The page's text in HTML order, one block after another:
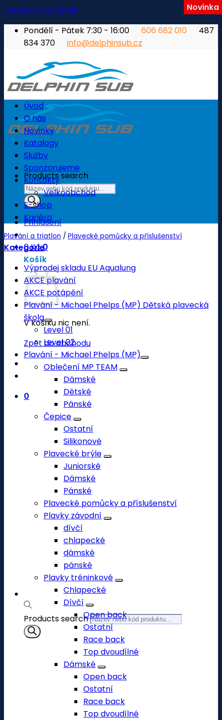
Přeskočit na obsah
Pondělí - Pátek 7:30 - 16:00
606 682 010
487
834 370
info@delphinsub.cz
Products search
Přihlášení
0Kč0
Košík
V košíku nic není.
Zpět do obchodu
0
Products search
Úvod
O nás
Novinky
Katalogy
Služby
Sponzorujeme
Kontakty
Velkoobchod
E-shop
Kariéra
Plavání a triatlon / Plavecké pomůcky a příslušenství
Kategorie
Výprodej skladu EU Aqualung
AKCE plavání
AKCE potápění
Plavání - Michael Phelps (MP) Dětská plavecká
škola
Level 01
Level 02
Plavání - Michael Phelps (MP)
Oblečení MP TEAM
Dámské
Dětské
Pánské
Čepice
Ostatní
Silikonové
Plavecké brýle
Juniorské
Dámské
Pánské
Plavecké pomůcky a příslušenství
Plavky závodní
dívčí
chlapecké
dámské
pánské
Plavky tréninkové
Chlapecké
Dívčí
Open back
Ostatní
Race back
Top dvoudílné
Dámské
Open back
Ostatní
Race back
Top dvoudílné
Novinka